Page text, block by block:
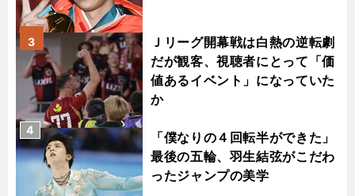
Ｊリーグ開幕戦は白熱の逆転劇
だが観客、視聴者にとって「価
値あるイベント」になっていた
か
3
「僕なりの４回転半ができた」
最後の五輪、羽生結弦がこだわ
ったジャンプの美学
4